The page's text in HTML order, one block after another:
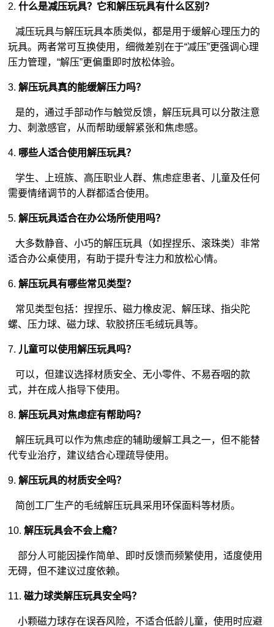
2.什么是减压玩具？它和解压玩具有什么区别？
减压玩具与解压玩具本质类似，都是用于缓解心理压力的
玩具。两者常可互换使用，细微差别在于“减压”更强调心理
压力管理，“解压”更偏重即时放松体验。
3.解压玩具真的能缓解压力吗？
是的，通过手部动作与触觉反馈，解压玩具可以分散注意
力、刺激感官，从而帮助缓解紧张和焦虑感。
4. 哪些人适合使用解压玩具？
学生、上班族、高压职业人群、焦虑症患者、儿童及任何
需要情绪调节的人群都适合使用。
5.解压玩具适合在办公场所使用吗？
大多数静音、小巧的解压玩具（如捏捏乐、滚珠类）非常
适合办公桌使用，有助于提升专注力和放松心情。
6.解压玩具有哪些常见类型？
常见类型包括：捏捏乐、磁力橡皮泥、解压球、指尖陀
螺、压力球、磁力球、软胶挤压毛绒玩具等。
7. 儿童可以使用解压玩具吗？
可以，但建议选择材质安全、无小零件、不易吞咽的款
式，并在成人指导下使用。
8.解压玩具对焦虑症有帮助吗？
解压玩具可以作为焦虑症的辅助缓解工具之一，但不能替
代专业治疗，建议结合心理疏导使用。
9.解压玩具的材质安全吗？
简创工厂生产的毛绒解压玩具采用环保面料等材质。
10.解压玩具会不会上瘾？
部分人可能因操作简单、即时反馈而频繁使用，适度使用
无碍，但不建议过度依赖。
11.磁力球类解压玩具安全吗？
小颗磁力球存在误吞风险，不适合低龄儿童，使用时应避